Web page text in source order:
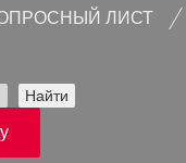
ЛИСТ
Найти